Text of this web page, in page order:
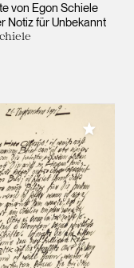
von Egon Schiele
Notiz für Unbekannt
hinzufügen
Meiner